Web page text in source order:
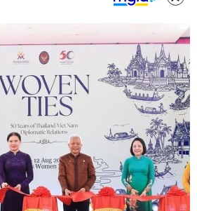
500 mất 23,21 điểm, tương
5.048,42 điểm và chỉ số
giảm 100,99 điểm, hay 0,64%,